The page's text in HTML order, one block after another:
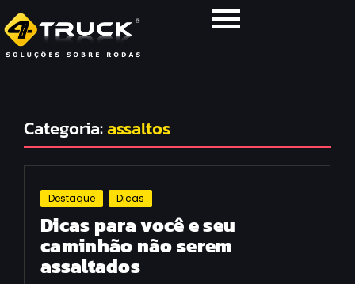
Categoria:assaltos
Destaque Dicas
Dicas para você e seu
caminhão não serem
assaltados